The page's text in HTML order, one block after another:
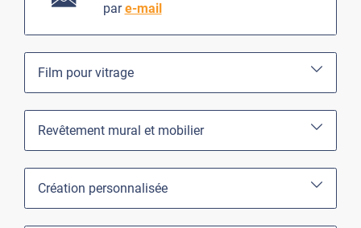
pare-mail
Film pour vitrage
Revêtement mural et mobilier
Création personnalisée